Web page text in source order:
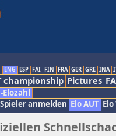
ENG ESP FAI FIN FRA GER GRE INA
championship Pictures
Spieler anmelden Elo AUT